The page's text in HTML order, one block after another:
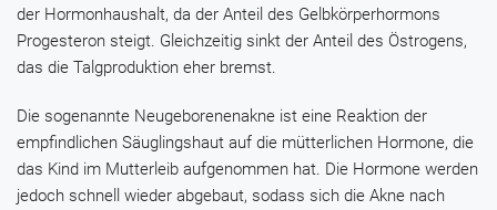
der Hormonhaushalt, da der Anteil des Gelbkörperhormons
Progesteron steigt. Gleichzeitig sinkt der Anteil des Östrogens,
das die Talgproduktion eher bremst.
Die sogenannte Neugeborenenakne ist eine Reaktion der
empfindlichen Säuglingshaut auf die mütterlichen Hormone, die
das Kind im Mutterleib aufgenommen hat. Die Hormone werden
jedoch schnell wieder abgebaut, sodass sich die Akne nach